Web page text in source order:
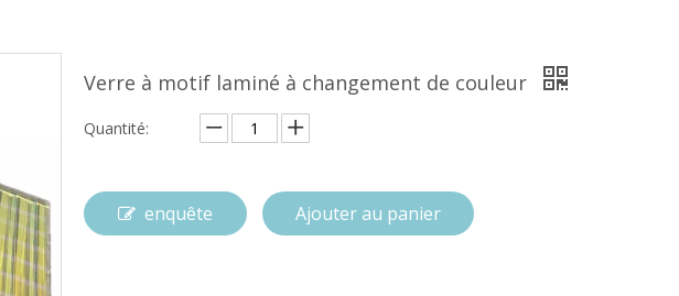
Verre à motif laminé à changement de couleur
Quantité:
enquête Ajouter au panier